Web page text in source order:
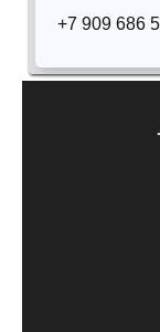
+7 909 686